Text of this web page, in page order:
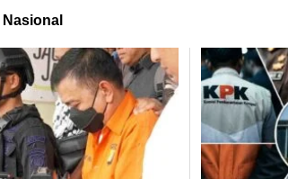
Nasional